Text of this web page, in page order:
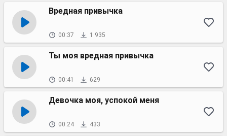
Вредная привычка
00:37 1 935
Ты моя вредная привычка
00:41 629
Девочка моя, успокой меня
00:24 433